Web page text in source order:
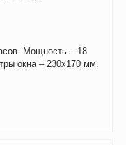
Мощность – 18
окна – 230х170 мм.